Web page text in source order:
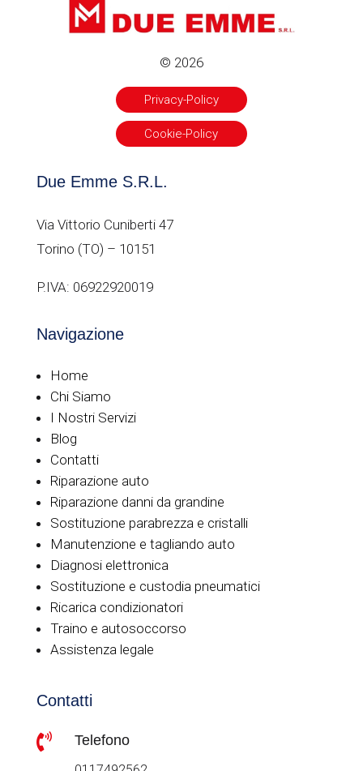
© 2026
Privacy-Policy
Cookie-Policy
Due Emme S.R.L.
Via Vittorio Cuniberti 47
Torino (TO) – 10151
P.IVA: 06922920019
Navigazione
Home
Chi Siamo
I Nostri Servizi
Blog
Contatti
Riparazione auto
Riparazione danni da grandine
Sostituzione parabrezza e cristalli
Manutenzione e tagliando auto
Diagnosi elettronica
Sostituzione e custodia pneumatici
Ricarica condizionatori
Traino e autosoccorso
Assistenza legale
Contatti
 Telefono